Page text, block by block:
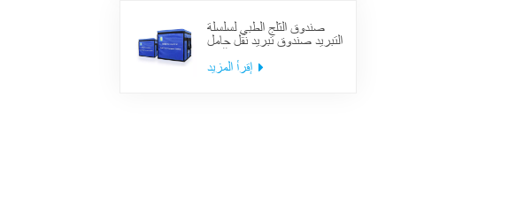
صندوق الثلج الطبي لسلسلة
التبريد صندوق تبريد نقل حامل
اللقاح
إقرأ المزيد